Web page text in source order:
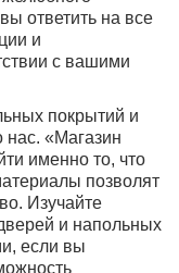
ответить на все
и
с вашими
покрытий и
нас. «Магазин
именно то, что
позволят
Изучайте
и напольных
если вы